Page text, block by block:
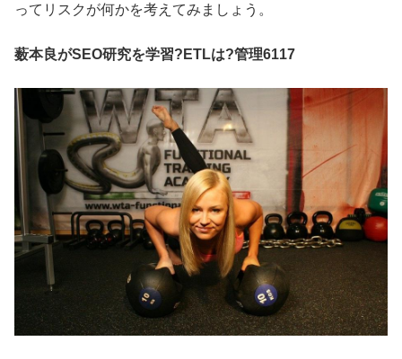
ってリスクが何かを考えてみましょう。
薮本良がSEO研究を学習?ETLは?管理6117